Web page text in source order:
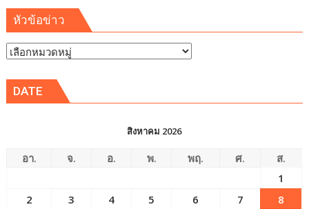
หัวข้อข่าว
หัวข้อ
DATE
สิงหาคม 2026
อา. จ. อ. พ. พฤ. ศ.
ส.
1
2
3 4 5 6 7
8